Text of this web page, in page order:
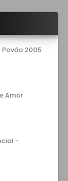
2005
Amor
-